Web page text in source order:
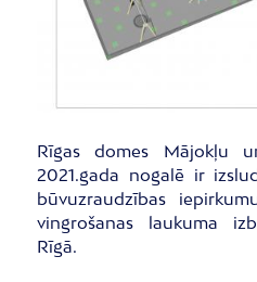
Rīgas domes Mājokļu
2021.gada nogalē ir
būvuzraudzības
vingrošanas laukuma
Rīgā.